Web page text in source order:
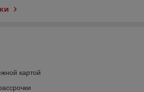
картой